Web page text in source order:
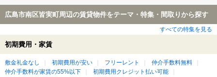
広島市南区皆実町周辺の賃貸物件をテーマ・特集・間取りから探す
すべての特集を見る
初期費用・家賃
敷金礼金なし 初期費用が安い フリーレント
仲介手数料無料
仲介手数料が家賃の55%以下
初期費用クレジット払い可能